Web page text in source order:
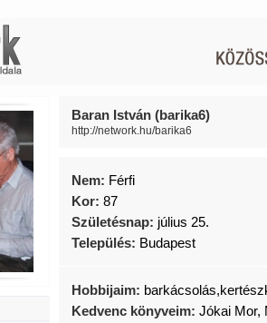
Baran István (barika6)
http://network.hu/barika6
Nem: Férfi
Kor: 87
Születésnap: július 25.
Település: Budapest
Hobbijaim:
Kedvenc könyveim: Jókai Mor,